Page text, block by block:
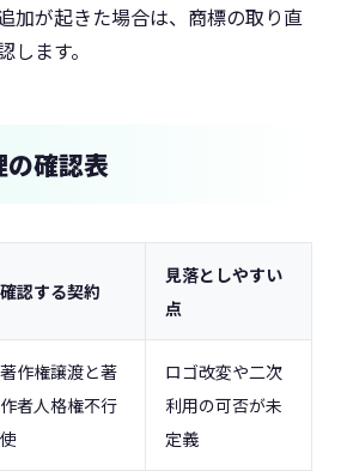
加が起きた場合は、商標の取り直
します。
の確認表
確認する契約
見落としやすい
点
著作権譲渡と著
作者人格権不行
使
ロゴ改変や二次
利用の可否が未
定義